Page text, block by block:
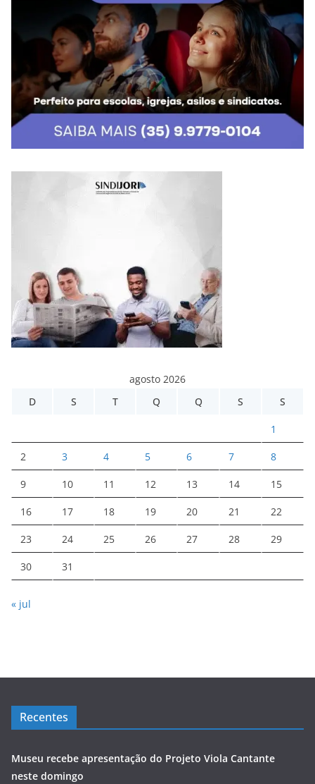
agosto 2026
D
S T Q Q S S
1
2 3 4 5 6 7 8
9 10 11 12 13 14 15
16 17 18 19 20 21 22
23 24 25 26 27 28 29
30 31
« jul
Recentes
Museu recebe apresentação do Projeto Viola Cantante
neste domingo